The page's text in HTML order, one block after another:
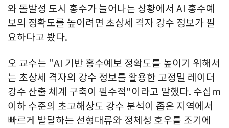
와 돌발성 도시 홍수가 늘어나는 상황에서 AI 홍수예
보의 정확도를 높이려면 초상세 격자 강수 정보가 필
요하다고 봤다.
오 교수는 "AI 기반 홍수예보 정확도를 높이기 위해서
는 초상세 격자의 강수 정보를 활용한 고정밀 레이더
강수 산출 체계 구축이 필수적"이라고 말했다. 수십m
이하 수준의 초고해상도 강수 분석이 좁은 지역에서
빠르게 발달하는 선형대류와 정체성 호우를 조기에